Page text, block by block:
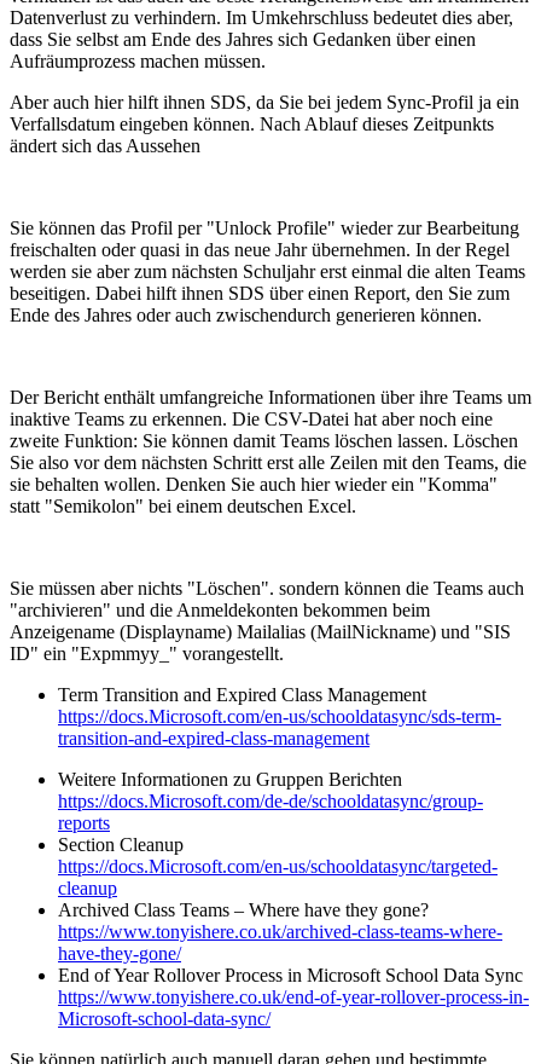
Datenverlust zu verhindern. Im Umkehrschluss bedeutet dies aber,
dass Sie selbst am Ende des Jahres sich Gedanken über einen
Aufräumprozess machen müssen.
Aber auch hier hilft ihnen SDS, da Sie bei jedem Sync-Profil ja ein
Verfallsdatum eingeben können. Nach Ablauf dieses Zeitpunkts
ändert sich das Aussehen
Sie können das Profil per "Unlock Profile" wieder zur Bearbeitung
freischalten oder quasi in das neue Jahr übernehmen. In der Regel
werden sie aber zum nächsten Schuljahr erst einmal die alten Teams
beseitigen. Dabei hilft ihnen SDS über einen Report, den Sie zum
Ende des Jahres oder auch zwischendurch generieren können.
Der Bericht enthält umfangreiche Informationen über ihre Teams um
inaktive Teams zu erkennen. Die CSV-Datei hat aber noch eine
zweite Funktion: Sie können damit Teams löschen lassen. Löschen
Sie also vor dem nächsten Schritt erst alle Zeilen mit den Teams, die
sie behalten wollen. Denken Sie auch hier wieder ein "Komma"
statt "Semikolon" bei einem deutschen Excel.
Sie müssen aber nichts "Löschen". sondern können die Teams auch
"archivieren" und die Anmeldekonten bekommen beim
Anzeigename (Displayname) Mailalias (MailNickname) und "SIS
ID" ein "Expmmyy_" vorangestellt.
Term Transition and Expired Class Management
https://docs.Microsoft.com/en-us/schooldatasync/sds-term-
transition-and-expired-class-management
Weitere Informationen zu Gruppen Berichten
https://docs.Microsoft.com/de-de/schooldatasync/group-
reports
Section Cleanup
https://docs.Microsoft.com/en-us/schooldatasync/targeted-
cleanup
Archived Class Teams – Where have they gone?
https://www.tonyishere.co.uk/archived-class-teams-where-
have-they-gone/
End of Year Rollover Process in Microsoft School Data Sync
https://www.tonyishere.co.uk/end-of-year-rollover-process-in-
Microsoft-school-data-sync/
Sie können natürlich auch manuell daran gehen und bestimmte